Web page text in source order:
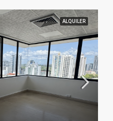
ALQUILER